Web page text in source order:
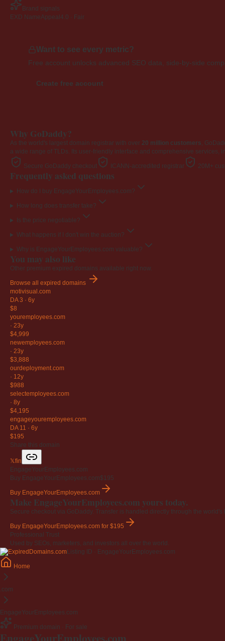
Brand signals
EXD NameAppeal 4.0 · Fair
Want to see every metric?
Free account unlocks advanced SEO data, side-by-side
Create free account
Why GoDaddy?
As the world's largest domain registrar with over 20 million customers,
a wide range of TLDs. Its user-friendly interface and comprehensive
Secure GoDaddy checkout ICANN-accredited registrar 20M+
Frequently asked questions
How do I buy EngageYourEmployees.com?
How long does transfer take?
Is the price negotiable?
What happens if I don't win the auction?
Why is EngageYourEmployees.com valuable?
You may also like
Other premium expired domains available right now.
Browse all expired domains
motivisual .com
DA 3 · 6y
$8
youremployees.com
· 23y
$4,999
newemployees.com
· 23y
$3,888
ourdeployment.com
· 12y
$988
selectemployees.com
· 8y
$4,195
engageyouremployees.com
DA 11 · 6y
$195
Share this domain
𝕏fin
EngageYourEmployees.com
Buy EngageYourEmployees.com$195
Buy EngageYourEmployees.com
Make EngageYourEmployees.com yours today.
Secure checkout via GoDaddy. Transfer is handled directly through the world's
Buy EngageYourEmployees.com for $195
Professional Trust
Used by SEOs, marketers, and investors all over the world.
Listing ID · EngageYourEmployees.com
Home
.com
EngageYourEmployees.com
Premium domain · For sale